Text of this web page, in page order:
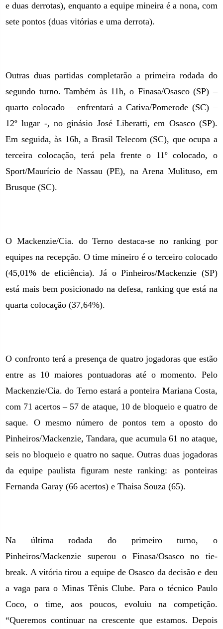
e duas derrotas), enquanto a equipe mineira é a nona, com
sete pontos (duas vitórias e uma derrota).
Outras duas partidas completarão a primeira rodada do
segundo turno. Também às 11h, o Finasa/Osasco (SP) –
quarto colocado – enfrentará a Cativa/Pomerode (SC) –
12º lugar -, no ginásio José Liberatti, em Osasco (SP).
Em seguida, às 16h, a Brasil Telecom (SC), que ocupa a
terceira colocação, terá pela frente o 11º colocado, o
Sport/Maurício de Nassau (PE), na Arena Mulituso, em
Brusque (SC).
O Mackenzie/Cia. do Terno destaca-se no ranking por
equipes na recepção. O time mineiro é o terceiro colocado
(45,01% de eficiência). Já o Pinheiros/Mackenzie (SP)
está mais bem posicionado na defesa, ranking que está na
quarta colocação (37,64%).
O confronto terá a presença de quatro jogadoras que estão
entre as 10 maiores pontuadoras até o momento. Pelo
Mackenzie/Cia. do Terno estará a ponteira Mariana Costa,
com 71 acertos – 57 de ataque, 10 de bloqueio e quatro de
saque. O mesmo número de pontos tem a oposto do
Pinheiros/Mackenzie, Tandara, que acumula 61 no ataque,
seis no bloqueio e quatro no saque. Outras duas jogadoras
da equipe paulista figuram neste ranking: as ponteiras
Fernanda Garay (66 acertos) e Thaisa Souza (65).
Na última rodada do primeiro turno, o
Pinheiros/Mackenzie superou o Finasa/Osasco no tie-
break. A vitória tirou a equipe de Osasco da decisão e deu
a vaga para o Minas Tênis Clube. Para o técnico Paulo
Coco, o time, aos poucos, evoluiu na competição.
“Queremos continuar na crescente que estamos. Depois